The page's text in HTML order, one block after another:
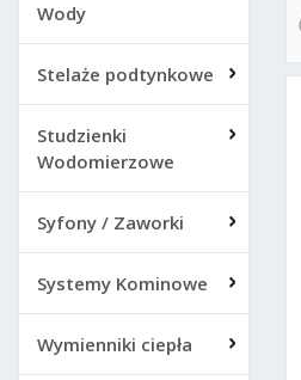
Wody
Stelaże podtynkowe
Studzienki
Wodomierzowe
Syfony / Zaworki
Systemy Kominowe
Wymienniki ciepła